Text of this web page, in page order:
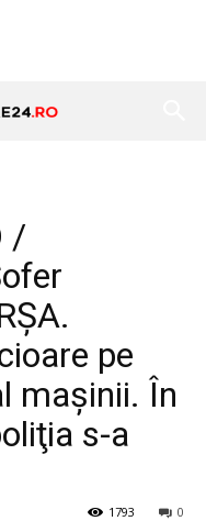
/
pe
mașinii. În
s-a
0
1793